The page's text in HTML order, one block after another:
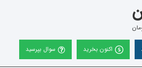
اکنون بخرید سوال بپرسید